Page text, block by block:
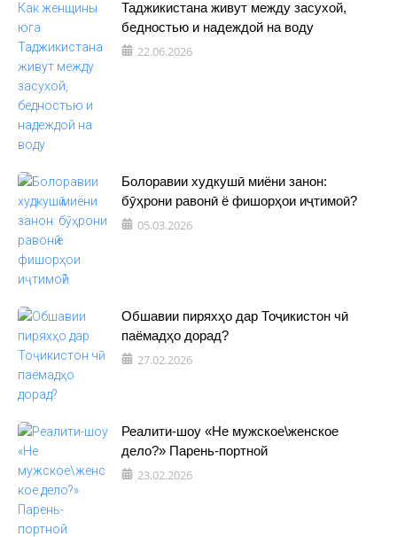
Таджикистана живут между засухой,
бедностью и надеждой на воду
22.06.2026
Болоравии худкушӣ миёни занон:
бӯҳрони равонӣ ё фишорҳои иҷтимоӣ?
05.03.2026
Обшавии пиряхҳо дар Тоҷикистон чӣ
паёмадҳо дорад?
27.02.2026
Реалити-шоу «Не мужское\женское
дело?» Парень-портной
23.02.2026